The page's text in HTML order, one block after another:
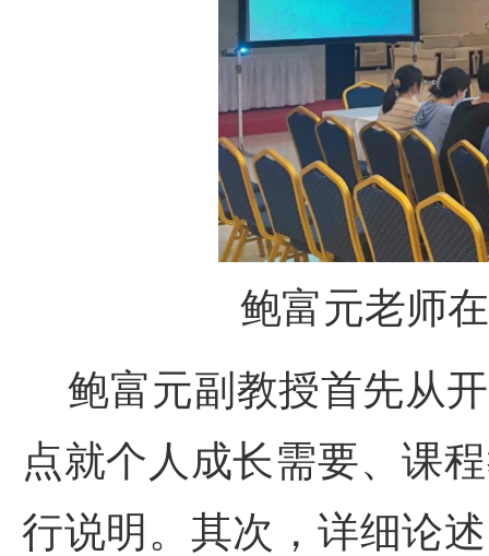
鲍富元老师
鲍富元副教授首先从
点就个人成长需要、课
行说明。其次，详细论